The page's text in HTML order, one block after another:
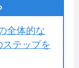
全体的な
テップを